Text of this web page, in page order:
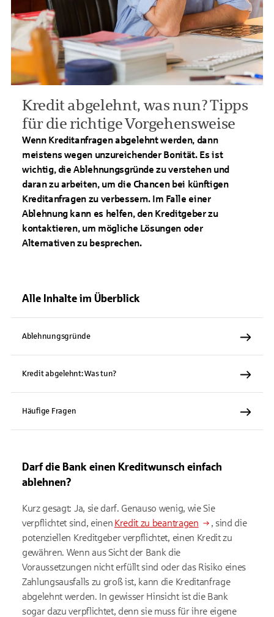
Kredit abgelehnt, was nun? Tipps
für die richtige Vorgehensweise
Wenn Kreditanfragen abgelehnt werden, dann
meistens wegen unzureichender Bonität. Es ist
wichtig, die Ablehnungsgründe zu verstehen und
daran zu arbeiten, um die Chancen bei künftigen
Kreditanfragen zu verbessern. Im Falle einer
Ablehnung kann es helfen, den Kreditgeber zu
kontaktieren, um mögliche Lösungen oder
Alternativen zu besprechen.
Alle Inhalte im Überblick
Ablehnungsgründe
Kredit abgelehnt: Was tun?
Häufige Fragen
Darf die Bank einen Kreditwunsch einfach
ablehnen?
Kurz gesagt: Ja, sie darf. Genauso wenig, wie Sie
verpflichtet sind, einen Kredit zu beantragen
, sind die
potenziellen Kreditgeber verpflichtet, einen Kredit zu
gewähren. Wenn aus Sicht der Bank die
Voraussetzungen nicht erfüllt sind oder das Risiko eines
Zahlungsausfalls zu groß ist, kann die Kreditanfrage
abgelehnt werden. In gewisser Hinsicht ist die Bank
sogar dazu verpflichtet, denn sie muss für ihre eigene